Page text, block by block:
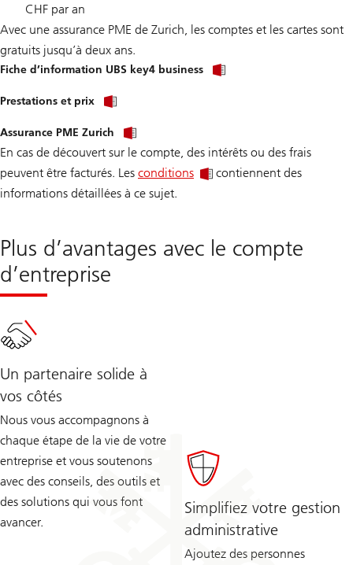
CHF par an
Avec une assurance PME de Zurich, les comptes et les cartes sont
gratuits jusqu’à deux ans.
Fiche d’information UBS key4 business
Prestations et prix
Assurance PME Zurich
En cas de découvert sur le compte, des intérêts ou des frais
peuvent être facturés. Les conditions
contiennent des
informations détaillées à ce sujet.
Plus d’avantages avec le compte
d’entreprise
Un partenaire solide à
vos côtés
Nous vous accompagnons à
chaque étape de la vie de votre
entreprise et vous soutenons
avec des conseils, des outils et
des solutions qui vous font
avancer.
Simplifiez votre gestion
administrative
Ajoutez des personnes